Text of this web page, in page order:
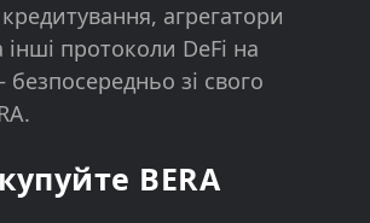
агрегатори
інші протоколи DeFi на
зі свого
BERA